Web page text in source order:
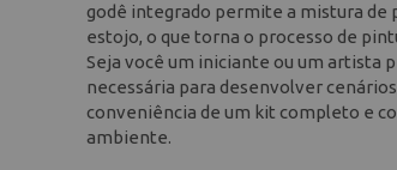
godê integrado permite a mistura de
estojo, o que torna o processo de
Seja você um iniciante ou um artista
necessária para desenvolver
conveniência de um kit completo e
ambiente.